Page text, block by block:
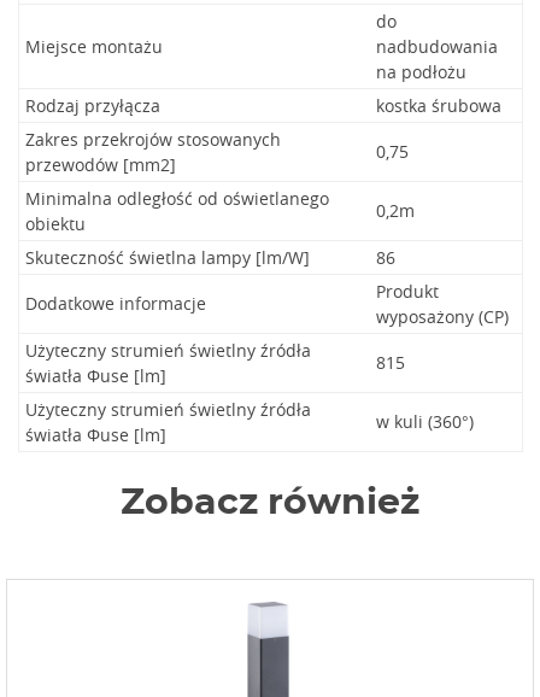
Miejsce montażu
do
nadbudowania
na podłożu
Rodzaj przyłącza
kostka śrubowa
Zakres przekrojów stosowanych
przewodów [mm2]
0,75
Minimalna odległość od oświetlanego
obiektu
0,2m
Skuteczność świetlna lampy [lm/W]
86
Dodatkowe informacje
Produkt
wyposażony (CP)
Użyteczny strumień świetlny źródła
światła Φuse [lm]
815
Użyteczny strumień świetlny źródła
światła Φuse [lm]
w kuli (360°)
Zobacz również